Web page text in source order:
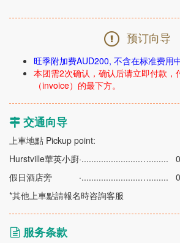
预订向导
旺季附加费AUD200, 不含在标准费用
本团需2次确认，确认后请立即付款，
（invoice）的最下方。
交通向导
上車地點 Pickup point:
Hurstville華英小廚·........................…........
假日酒店旁 ·........................…........
*其他上車點請報名時咨詢客服
服务条款